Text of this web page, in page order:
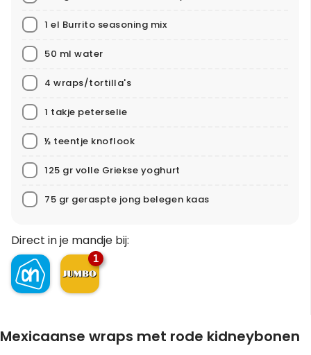
1 el Burrito seasoning mix
50 ml water
4 wraps/tortilla's
1 takje peterselie
½ teentje knoflook
125 gr volle Griekse yoghurt
75 gr geraspte jong belegen kaas
Direct in je mandje bij:
1
Mexicaanse wraps met rode kidneybonen